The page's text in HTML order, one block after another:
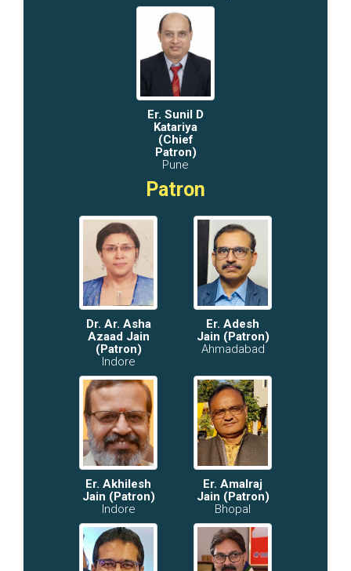
Er. Sunil D
Katariya
(Chief
Patron)
Pune
Patron
Dr. Ar. Asha
Azaad Jain
(Patron)
Indore
Er. Adesh
Jain (Patron)
Ahmadabad
Er. Akhilesh
Jain (Patron)
Indore
Er. Amalraj
Jain (Patron)
Bhopal